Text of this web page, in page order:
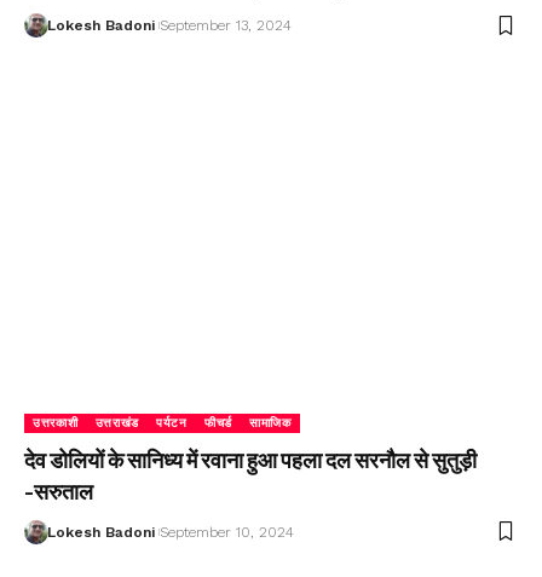
Lokesh Badoni September 13, 2024
उत्तरकाशी उत्तराखंड पर्यटन फीचर्ड सामाजिक
देव डोलियों के सानिध्य में रवाना हुआ पहला दल सरनौल से सुतुड़ी
-सरुताल
Lokesh Badoni September 10, 2024